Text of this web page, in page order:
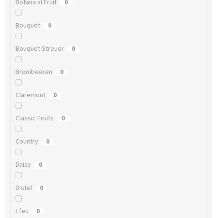
Botanical Fruit 0
Bouquet 0
Bouquet Streuer 0
Brombeeren 0
Claremont 0
Classic Fruits 0
Country 0
Daisy 0
Distel 0
Efeu 0